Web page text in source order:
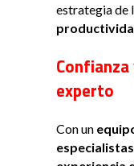
estrategia de
experto
Con un
especialistas